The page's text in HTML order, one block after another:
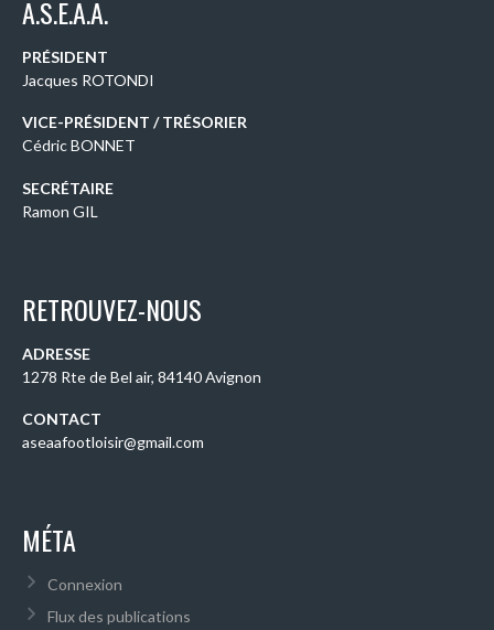
A.S.E.A.A.
PRÉSIDENT
Jacques ROTONDI
VICE-PRÉSIDENT / TRÉSORIER
Cédric BONNET
SECRÉTAIRE
Ramon GIL
RETROUVEZ-NOUS
ADRESSE
1278 Rte de Bel air, 84140 Avignon
CONTACT
aseaafootloisir@gmail.com
MÉTA
Connexion
Flux des publications